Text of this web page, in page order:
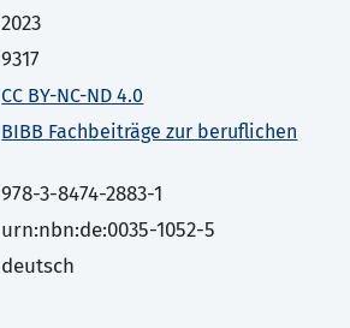
2023
9317
CC BY-NC-ND 4.0
BIBB Fachbeiträge zur beruflichen
978-3-8474-2883-1
urn:nbn:de:0035-1052-5
deutsch